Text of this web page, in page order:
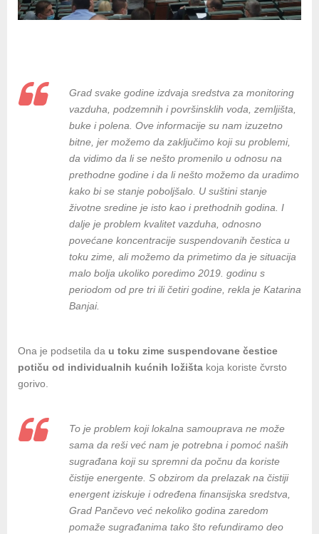
Grad svake godine izdvaja sredstva za monitoring
vazduha, podzemnih i površinsklih voda, zemljišta,
buke i polena. Ove informacije su nam izuzetno
bitne, jer možemo da zaključimo koji su problemi,
da vidimo da li se nešto promenilo u odnosu na
prethodne godine i da li nešto možemo da uradimo
kako bi se stanje poboljšalo. U suštini stanje
životne sredine je isto kao i prethodnih godina. I
dalje je problem kvalitet vazduha, odnosno
povećane koncentracije suspendovanih čestica u
toku zime, ali možemo da primetimo da je situacija
malo bolja ukoliko poredimo 2019. godinu s
periodom od pre tri ili četiri godine, rekla je Katarina
Banjai.
Ona je podsetila da u toku zime suspendovane čestice
potiču od individualnih kućnih ložišta koja koriste čvrsto
gorivo.
To je problem koji lokalna samouprava ne može
sama da reši već nam je potrebna i pomoć naših
sugrađana koji su spremni da počnu da koriste
čistije energente. S obzirom da prelazak na čistiji
energent iziskuje i određena finansijska sredstva,
Grad Pančevo već nekoliko godina zaredom
pomaže sugrađanima tako što refundiramo deo